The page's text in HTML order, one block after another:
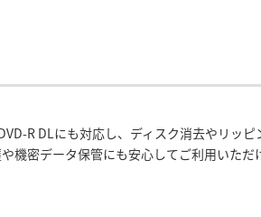
R DLにも対応し、ディスク消去やリッピ
機密データ保管にも安心してご利用いただ